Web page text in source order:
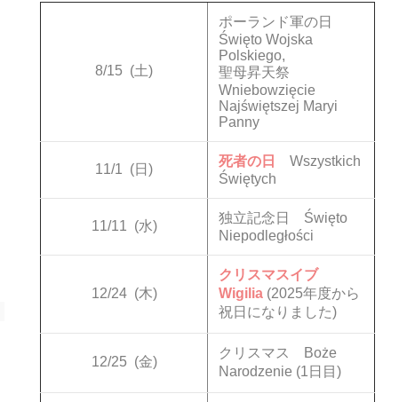
8/15 (土)
ポーランド軍の日
Święto Wojska
Polskiego,
聖母昇天祭
Wniebowzięcie
Najświętszej Maryi
Panny
11/1 (日)
死者の日
Wszystkich
Świętych
11/11 (水)
独立記念日 Święto
Niepodległości
12/24 (木)
クリスマスイブ
Wigilia (2025年度から
祝日になりました)
12/25 (金)
クリスマス Boże
Narodzenie (1日目)